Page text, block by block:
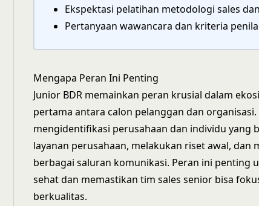
Ekspektasi pelatihan metodologi sales
Pertanyaan wawancara dan kriteria
Mengapa Peran Ini Penting
Junior BDR memainkan peran krusial dalam
pertama antara calon pelanggan dan
mengidentifikasi perusahaan dan individu yang
layanan perusahaan, melakukan riset awal, dan
berbagai saluran komunikasi. Peran ini penting
sehat dan memastikan tim sales senior bisa
berkualitas.